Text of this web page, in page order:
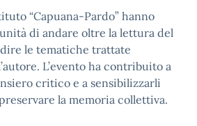
“Capuana-Pardo” hanno
di andare oltre la lettura del
le tematiche trattate
L’evento ha contribuito a
critico e a sensibilizzarli
la memoria collettiva.